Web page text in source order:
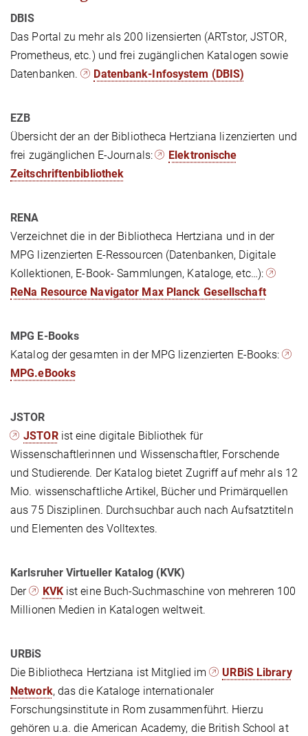
DBIS
Das Portal zu mehr als 200 lizensierten (ARTstor, JSTOR,
Prometheus, etc.) und frei zugänglichen Katalogen sowie
Datenbanken.
Datenbank-Infosystem (DBIS)
EZB
Übersicht der an der Bibliotheca Hertziana lizenzierten und
frei zugänglichen E-Journals:
Elektronische
Zeitschriftenbibliothek
RENA
Verzeichnet die in der Bibliotheca Hertziana und in der
MPG lizenzierten E-Ressourcen (Datenbanken, Digitale
Kollektionen, E-Book- Sammlungen, Kataloge, etc…):
ReNa Resource Navigator Max Planck Gesellschaft
MPG E-Books
Katalog der gesamten in der MPG lizenzierten E-Books:
MPG.eBooks
JSTOR
JSTORist eine digitale Bibliothek für
Wissenschaftlerinnen und Wissenschaftler, Forschende
und Studierende. Der Katalog bietet Zugriff auf mehr als 12
Mio. wissenschaftliche Artikel, Bücher und Primärquellen
aus 75 Disziplinen. Durchsuchbar auch nach Aufsatztiteln
und Elementen des Volltextes.
Karlsruher Virtueller Katalog (KVK)
Der
KVKist eine Buch-Suchmaschine von mehreren 100
Millionen Medien in Katalogen weltweit.
URBiS
Die Bibliotheca Hertziana ist Mitglied im
URBiS Library
Network, das die Kataloge internationaler
Forschungsinstitute in Rom zusammenführt. Hierzu
gehören u.a. die American Academy, die British School at